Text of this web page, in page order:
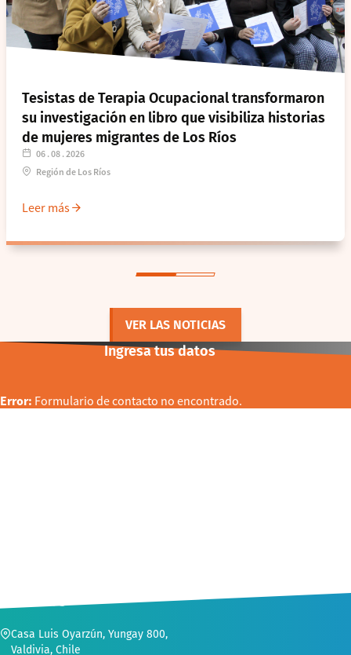
06 . 08 . 2026
Región de Los Ríos
Tesistas de Terapia Ocupacional transformaron
su investigación en libro que visibiliza historias
de mujeres migrantes de Los Ríos
Leer más
VER LAS NOTICIAS
Ingresa tus datos
Error: Formulario de contacto no encontrado.
CONTACTO
Casa Luis Oyarzún, Yungay 800,
Valdivia, Chile